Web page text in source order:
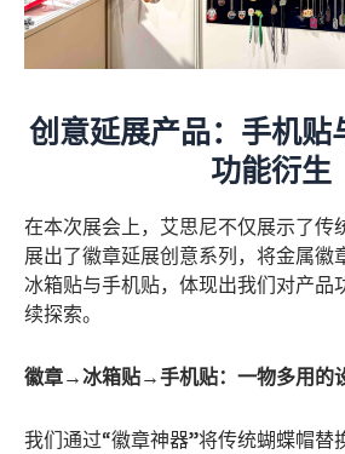
创意延展产品：手机贴
功能衍生
在本次展会上，艾思尼不仅展示了传
展出了徽章延展创意系列，将金属徽
冰箱贴与手机贴，体现出我们对产品
续探索。
徽章→冰箱贴→手机贴：一物多用的
我们通过“徽章神器”将传统蝴蝶帽替